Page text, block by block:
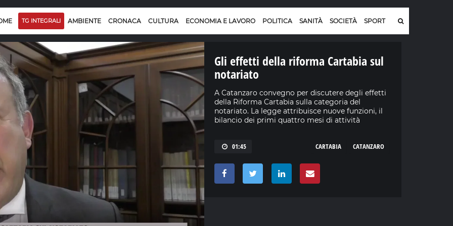
TG INTEGRALI AMBIENTE CRONACA CULTURA ECONOMIA E LAVORO POLITICA SANITÀ SOCIETÀ SPORT
Gli effetti della riforma Cartabia sul
notariato
A Catanzaro convegno per discutere degli effetti
della Riforma Cartabia sulla categoria del
notariato. La legge attribuisce nuove funzioni, il
bilancio dei primi quattro mesi di attività
01:45 CATANZARO
CARTABIA